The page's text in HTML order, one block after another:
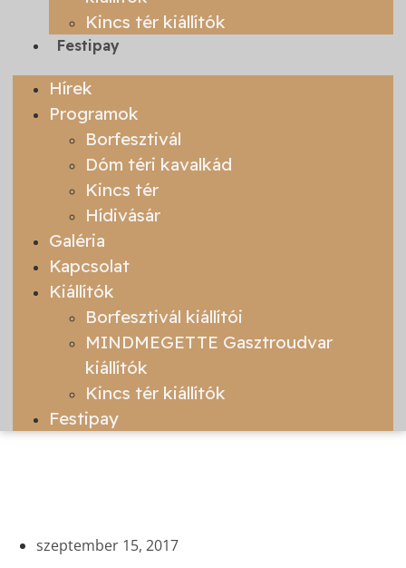
Kincs tér kiállítók
Festipay
Hírek
Programok
Borfesztivál
Dóm téri kavalkád
Kincs tér
Hídivásár
Galéria
Kapcsolat
Kiállítók
Borfesztivál kiállítói
MINDMEGETTE Gasztroudvar
kiállítók
Kincs tér kiállítók
Festipay
szeptember 15, 2017